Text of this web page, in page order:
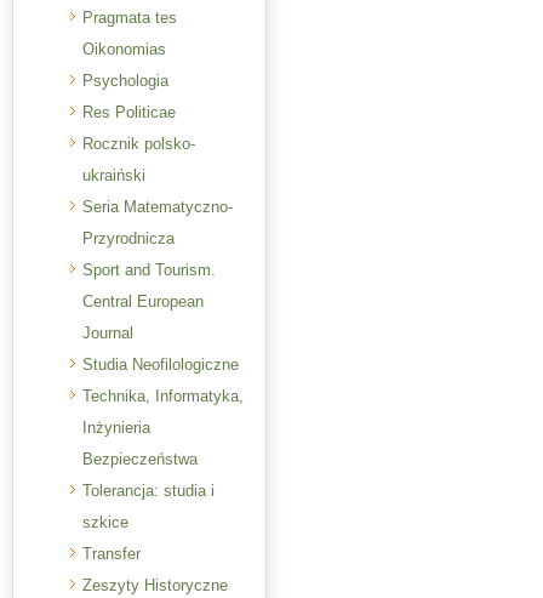
Pragmata tes
Oikonomias
Psychologia
Res Politicae
Rocznik polsko-
ukraiński
Seria Matematyczno-
Przyrodnicza
Sport and Tourism.
Central European
Journal
Studia Neofilologiczne
Technika, Informatyka,
Inżynieria
Bezpieczeństwa
Tolerancja: studia i
szkice
Transfer
Zeszyty Historyczne